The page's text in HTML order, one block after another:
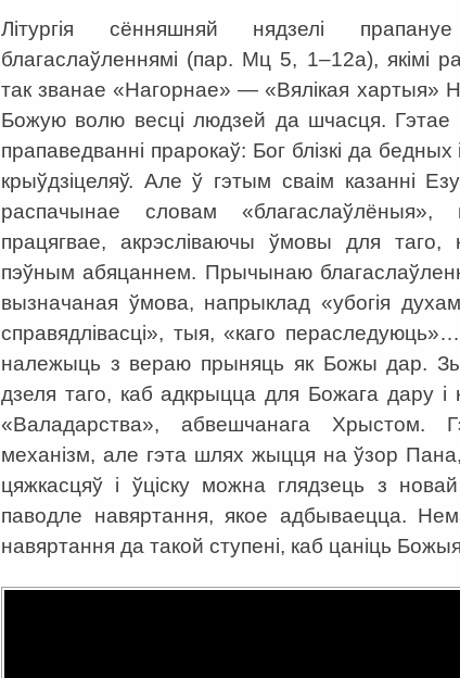
Літургія сённяшняй нядзелі
благаслаўленнямі (пар. Мц 5, 1–12а), якімі
так званае «Нагорнае» — «Вялікая хартыя»
Божую волю весці людзей да шчасця. Гэтае
прапаведванні прарокаў: Бог блізкі да
крыўдзіцеляў. Але ў гэтым сваім казанні
распачынае словам
працягвае, акрэсліваючы ўмовы для
пэўным абяцаннем. Прычынаю
вызначаная ўмова, напрыклад «убогія
справядлівасці», тыя, «каго
належыць з вераю прыняць як Божы дар.
дзеля таго, каб адкрыцца для Божага дару і
«Валадарства», абвешчанага Хрыстом.
механізм, але гэта шлях жыцця на ўзор
цяжкасцяў і ўціску можна глядзець з
паводле навяртання, якое адбываецца.
навяртання да такой ступені, каб цаніць